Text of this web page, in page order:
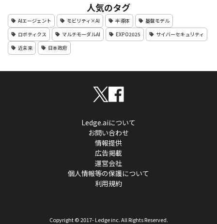
人気のタグ
AIエージェント モビリティ×AI 半導体
基盤モデル
ロボティクス
マルチモーダルAI EXPO2025
サイバーセキュリティ
近未来
日本政府
Ledge.aiについて
お問い合わせ
情報提供
広告掲載
運営会社
個人情報等の保護について
利用規約
Copyright © 2017- Ledge inc. All Rights Reserved.